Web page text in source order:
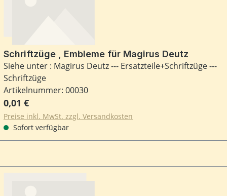
Schriftzüge , Embleme für Magirus Deutz
Siehe unter : Magirus Deutz --- Ersatzteile+Schriftzüge ---
Schriftzüge
Artikelnummer: 00030
Regulärer Preis:
0,01 €
Preise inkl. MwSt. zzgl. Versandkosten
Sofort verfügbar